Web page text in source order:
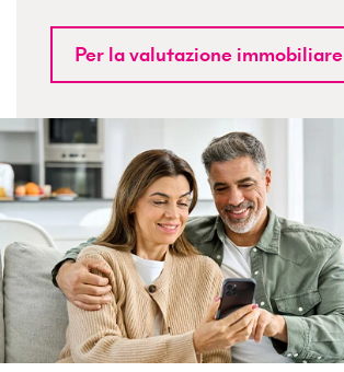
Per la valutazione immobiliare